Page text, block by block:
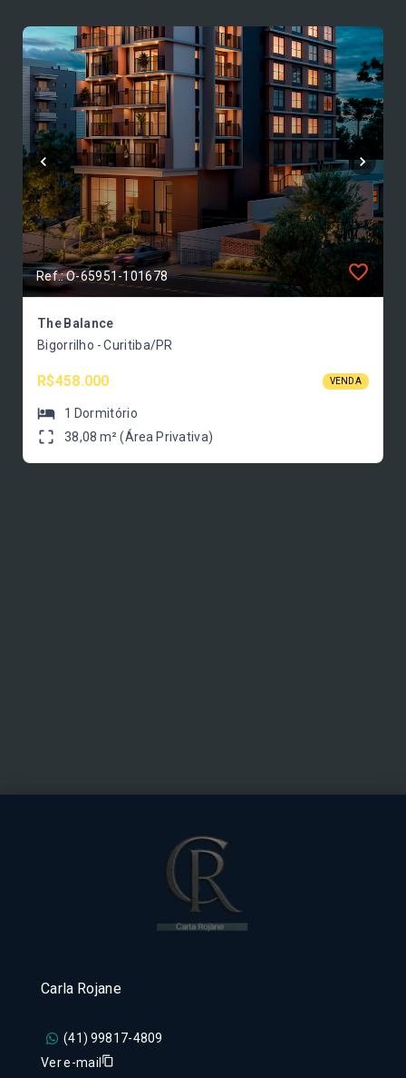
Ref.: O-65951-101678
The Balance
Bigorrilho - Curitiba/PR
R$458.000 VENDA
1 Dormitório
38,08 m² (Área Privativa)
Carla Rojane
(41) 99817-4809
Ver e-mail